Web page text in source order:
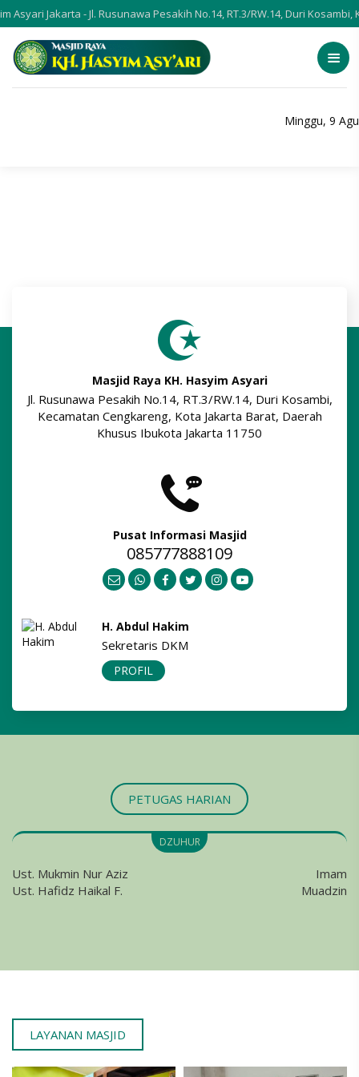
Jakarta - Jl. Rusunawa Pesakih No.14, RT.3/RW.14, Duri Kosambi,
Minggu, 9
Masjid Raya KH. Hasyim Asyari
Jl. Rusunawa Pesakih No.14, RT.3/RW.14, Duri Kosambi,
Kecamatan Cengkareng, Kota Jakarta Barat, Daerah
Khusus Ibukota Jakarta 11750
Pusat Informasi Masjid
085777888109
PETUGAS HARIAN
Imam
Muadzin
ASHAR
LAYANAN MASJID